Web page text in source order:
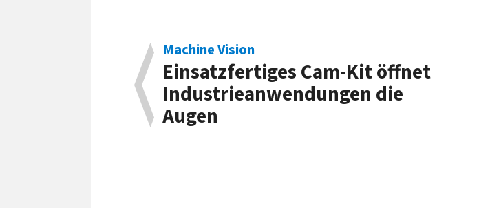
Machine Vision
Einsatz­fertiges Cam-Kit öff­net
In­dustrie­anwen­dungen die
Augen